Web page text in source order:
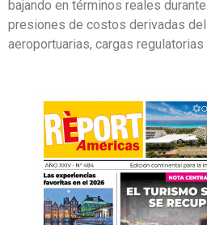
bajando en términos reales
presiones de costos derivadas
aeroportuarias, cargas